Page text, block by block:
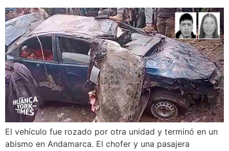
El vehículo fue rozado por otra unidad y terminó en un
abismo en Andamarca. El chofer y una pasajera